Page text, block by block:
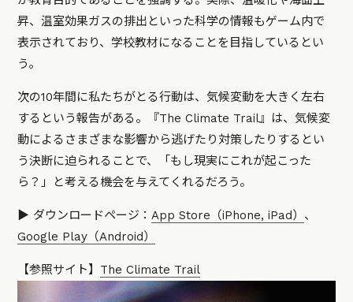
昇、温室効果ガスの排出といった科学の情報もゲーム内で
表示されており、学校教材になることを目指しているとい
う。
次の10年間に私たちがとる行動は、気候変動を大きく左右
するという報告がある。『The Climate Trail』は、気候変
動によるさまざまな影響から逃げたり対策したりするとい
う決断に迫られることで、「もし現実にこれが起こった
ら？」と考える機会を与えてくれるだろう。
▶ ダウンロードページ：App Store（iPhone, iPad） 、
Google Play（Android）
【参照サイト】 The Climate Trail